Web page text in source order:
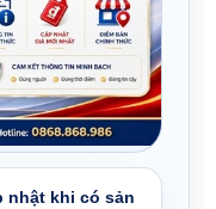
nhật khi có sản